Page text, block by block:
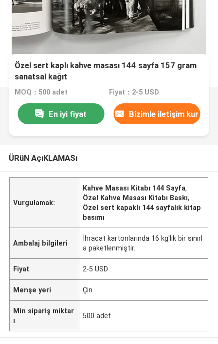
Özel sert kaplı kahve masası 144 sayfa 157 gram
sanatsal kağıt
MOQ：500 adet Fiyat：2-5 USD
En iyi fiyat Bizimle iletişim kur
ÜRüN AçıKLAMASı
Vurgulamak:
Kahve Masası Kitabı 144 Sayfa,
Özel Kahve Masası Kitabı Baskı,
Özel sert kapaklı 144 sayfalık kitap
basımı
Ambalaj bilgileri
İhracat kartonlarında 16 kg'lık bir sınırl
a paketlenmiştir.
Fiyat 2-5 USD
Menşe yeri Çin
Min sipariş miktar
ı
500 adet